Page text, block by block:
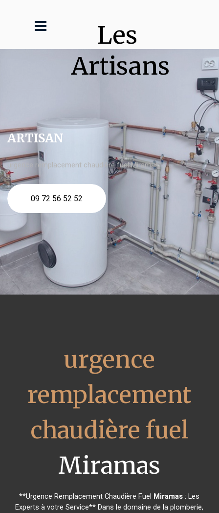
Les
Artisans
ARTISAN
urgence remplacement chaudière fuel Miramas
09 72 56 52 52
urgence
remplacement
chaudière fuel
Miramas
**Urgence Remplacement Chaudière Fuel Miramas : Les
Experts à votre Service** Dans le domaine de la plomberie,